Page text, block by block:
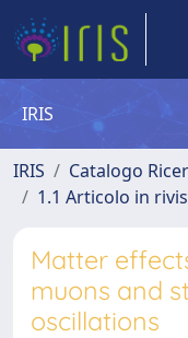
IRIS
IRIS Catalogo
1.1 Articolo in
Matter
muons and
oscillations